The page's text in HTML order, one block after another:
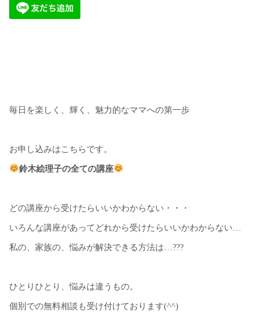
毎日を楽しく、輝く、魅力的なママへの第一歩
お申し込みはこちらです。
鈴木絵理子の全ての講座
どの講座から受けたらいいかわからない・・・
いろんな講座があってどれから受けたらいいかわからない…
私の、家族の、悩みが解決できる方法は…???
ひとりひとり、悩みは違うもの。
個別での無料相談も受け付けております(^^)